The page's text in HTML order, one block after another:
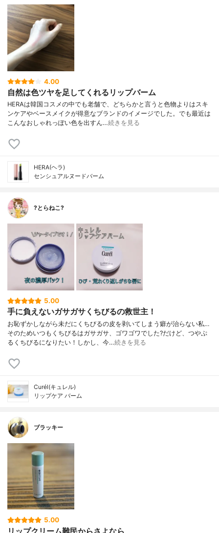
4.00
自然は色ツヤを足してくれるリップバーム
HERAは韓国コスメの中でも老舗で、どちらかと言うと色物よりはスキ
ンケアやベースメイクが得意なブランドのイメージでした。でも最近は
こんなおしゃれっぽい色を出すん…続きを見る
HERA(ヘラ)
センシュアルヌードバーム
?とらねこ?
5.00
手に負えないガサガサくちびるの救世主！
お恥ずかしながら未だにくちびるの皮を剥いてしまう癖が治らない私…
そのためいつもくちびるはガサガサ、ゴワゴワでした?だけど、つやぷ
るくちびるになりたい！しかし、今…続きを見る
Curél(キュレル)
リップケア バーム
ブラッキー
5.00
リップクリーム難民からさよなら